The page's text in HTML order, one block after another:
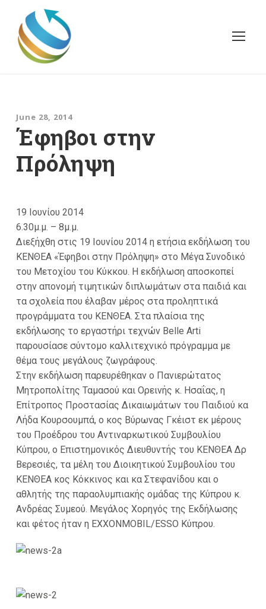
June 28, 2014
Έφηβοι στην
Πρόληψη
19 Ιουνίου 2014
6.30μ.μ. – 8μ.μ.
Διεξήχθη στις 19 Ιουνίου 2014 η ετήσια εκδήλωση του
ΚΕΝΘΕΑ «Έφηβοι στην Πρόληψη» στο Μέγα Συνοδικό
του Μετοχίου του Κύκκου. Η εκδήλωση αποσκοπεί
στην απονομή τιμητικών διπλωμάτων στα παιδιά και
τα σχολεία που έλαβαν μέρος στα προληπτικά
προγράμματα του ΚΕΝΘΕΑ. Στα πλαίσια της
εκδήλωσης το εργαστήρι τεχνών Belle Arti
παρουσίασε σύντομο καλλιτεχνικό πρόγραμμα με
θέμα τους μεγάλους ζωγράφους.
Στην εκδήλωση παρευρέθηκαν ο Πανιερώτατος
Μητροπολίτης Ταμασού και Ορεινής κ. Ησαΐας, η
Επίτροπος Προστασίας Δικαιωμάτων του Παιδιού κα
Λήδα Κουρσουμπά, ο κος Βύρωνας Γκέιστ εκ μέρους
του Προέδρου του Αντιναρκωτικού Συμβουλίου
Κύπρου, ο Επιστημονικός Διευθυντής του ΚΕΝΘΕΑ Δρ
Βερεσιές, τα μέλη του Διοικητικού Συμβουλίου του
ΚΕΝΘΕΑ κος Κόκκινος και κα Στεφανίδου και ο
αθλητής της παραολυμπιακής ομάδας της Κύπρου κ.
Ανδρέας Συμεού. Μεγάλος Χορηγός της Εκδήλωσης
και φέτος ήταν η EXXONMOBIL/ESSO Κύπρου.